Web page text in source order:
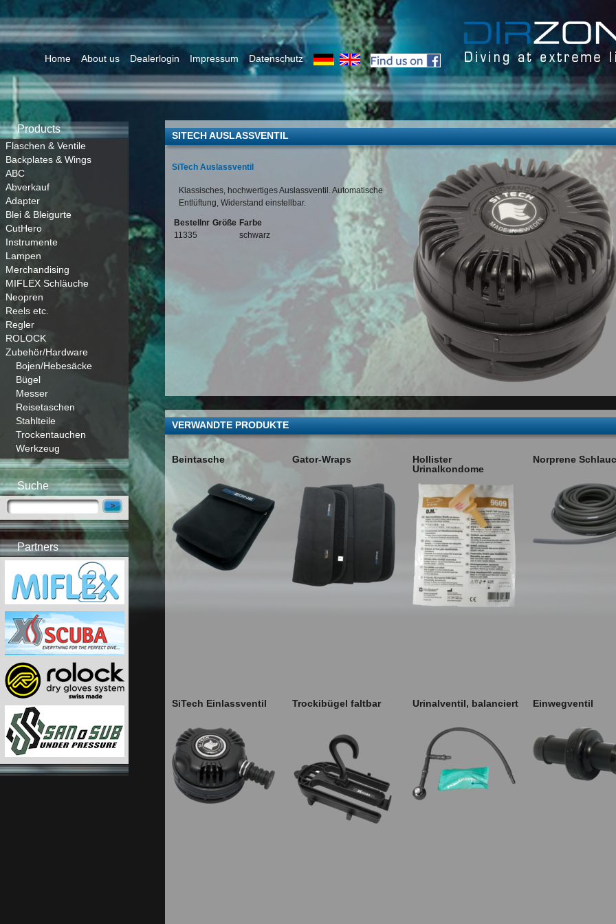
Home About us Dealerlogin Impressum Datenschutz
Products
Flaschen & Ventile
Backplates & Wings
ABC
Abverkauf
Adapter
Blei & Bleigurte
CutHero
Instrumente
Lampen
Merchandising
MIFLEX Schläuche
Neopren
Reels etc.
Regler
ROLOCK
Zubehör/Hardware
Bojen/Hebesäcke
Bügel
Messer
Reisetaschen
Stahlteile
Trockentauchen
Werkzeug
Suche
Partners
SITECH AUSLASSVENTIL
SiTech Auslassventil
Klassisches, hochwertiges Auslassventil. Automatische
Entlüftung, Widerstand einstellbar.
Bestellnr Größe Farbe
11335
schwarz
VERWANDTE PRODUKTE
Beintasche Gator-Wraps
Hollister
Urinalkondome
Norprene
SiTech Einlassventil Trockibügel faltbar Urinalventil, balanciert Einwegventil